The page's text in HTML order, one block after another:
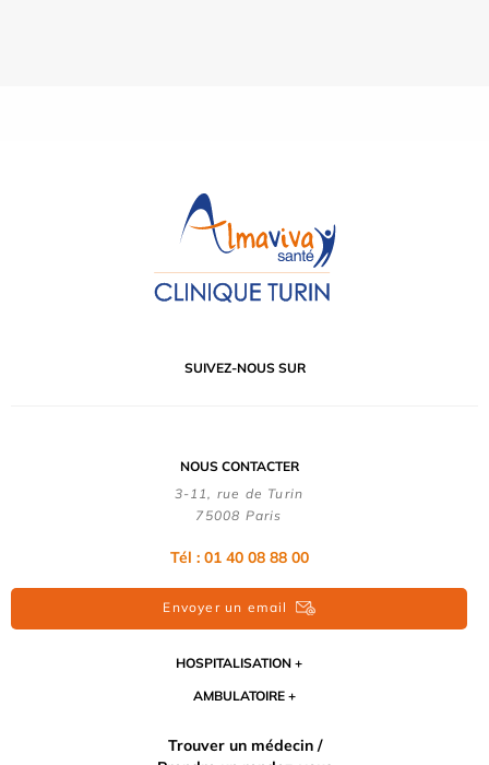
SUIVEZ-NOUS SUR
NOUS CONTACTER
3-11, rue de Turin
75008 Paris
Tél : 01 40 08 88 00
Envoyer un email
HOSPITALISATION
AMBULATOIRE
Trouver un médecin /